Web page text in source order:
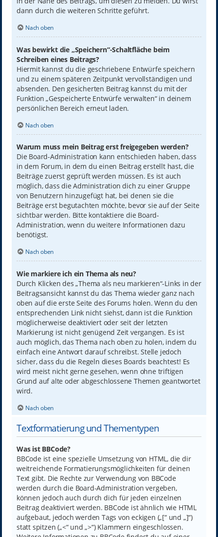
dann durch die weiteren Schritte geführt.
Nach oben
Was bewirkt die „Speichern“-Schaltfläche beim
Schreiben eines Beitrags?
Hiermit kannst du die geschriebene Entwürfe speichern
und zu einem späteren Zeitpunkt vervollständigen und
absenden. Den gesicherten Beitrag kannst du mit der
Funktion „Gespeicherte Entwürfe verwalten“ in deinem
persönlichen Bereich erneut laden.
Nach oben
Warum muss mein Beitrag erst freigegeben werden?
Die Board-Administration kann entschieden haben, dass
in dem Forum, in dem du einen Beitrag erstellt hast, die
Beiträge zuerst geprüft werden müssen. Es ist auch
möglich, dass die Administration dich zu einer Gruppe
von Benutzern hinzugefügt hat, bei denen sie die
Beiträge erst begutachten möchte, bevor sie auf der Seite
sichtbar werden. Bitte kontaktiere die Board-
Administration, wenn du weitere Informationen dazu
benötigst.
Nach oben
Wie markiere ich ein Thema als neu?
Durch Klicken des „Thema als neu markieren“-Links in der
Beitragsansicht kannst du das Thema wieder ganz nach
oben auf die erste Seite des Forums holen. Wenn du den
entsprechenden Link nicht siehst, dann ist die Funktion
möglicherweise deaktiviert oder seit der letzten
Markierung ist nicht genügend Zeit vergangen. Es ist
auch möglich, das Thema nach oben zu holen, indem du
einfach eine Antwort darauf schreibst. Stelle jedoch
sicher, dass du die Regeln dieses Boards beachtest! Es
wird meist nicht gerne gesehen, wenn ohne triftigen
Grund auf alte oder abgeschlossene Themen geantwortet
wird.
Nach oben
Textformatierung und Thementypen
Was ist BBCode?
BBCode ist eine spezielle Umsetzung von HTML, die dir
weitreichende Formatierungsmöglichkeiten für deinen
Text gibt. Die Rechte zur Verwendung von BBCode
werden durch die Board-Administration vergeben,
können jedoch auch durch dich für jeden einzelnen
Beitrag deaktiviert werden. BBCode ist ähnlich wie HTML
aufgebaut, jedoch werden Tags von eckigen („[“ und „]“)
statt spitzen („<“ und „>“) Klammern eingeschlossen.